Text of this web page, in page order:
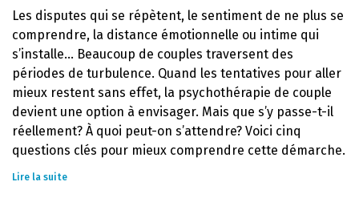
Les disputes qui se répètent, le sentiment de ne plus se
comprendre, la distance émotionnelle ou intime qui
s’installe… Beaucoup de couples traversent des
périodes de turbulence. Quand les tentatives pour aller
mieux restent sans effet, la psychothérapie de couple
devient une option à envisager. Mais que s’y passe-t-il
réellement? À quoi peut-on s’attendre? Voici cinq
questions clés pour mieux comprendre cette démarche.
Lire la suite